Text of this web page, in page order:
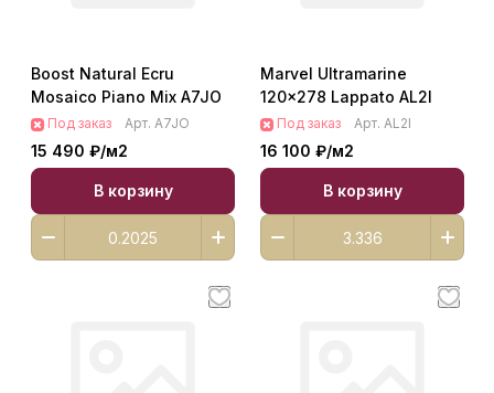
Boost Natural Ecru
Mosaico Piano Mix A7JO
Под заказ Арт. A7JO
15 490 ₽/м2
В корзину
Marvel Ultramarine
120x278 Lappato AL2I
Под заказ Арт. AL2I
16 100 ₽/м2
В корзину